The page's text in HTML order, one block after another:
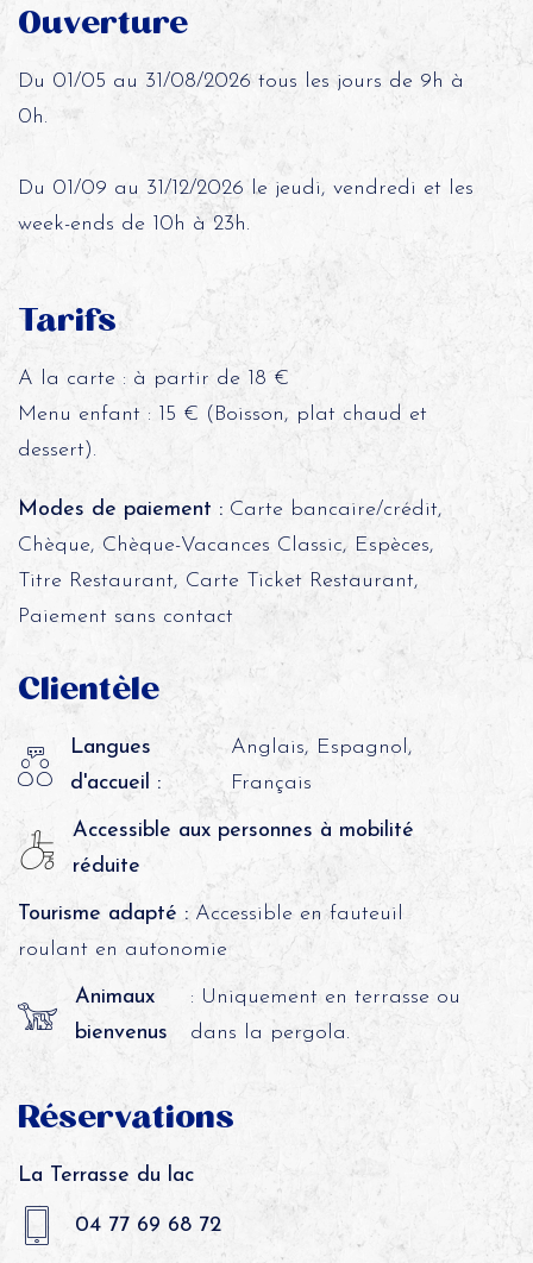
Ouverture
Du 01/05 au 31/08/2026 tous les jours de 9h à
0h.
Du 01/09 au 31/12/2026 le jeudi, vendredi et les
week-ends de 10h à 23h.
Tarifs
A la carte : à partir de 18 €
Menu enfant : 15 € (Boisson, plat chaud et
dessert).
Modes de paiement :Carte bancaire/crédit,
Chèque, Chèque-Vacances Classic, Espèces,
Titre Restaurant, Carte Ticket Restaurant,
Paiement sans contact
Clientèle
Langues
d'accueil :
Anglais, Espagnol,
Français
Accessible aux personnes à mobilité
réduite
Tourisme adapté :Accessible en fauteuil
roulant en autonomie
Animaux
bienvenus
: Uniquement en terrasse ou
dans la pergola.
Réservations
La Terrasse du lac
04 77 69 68 72